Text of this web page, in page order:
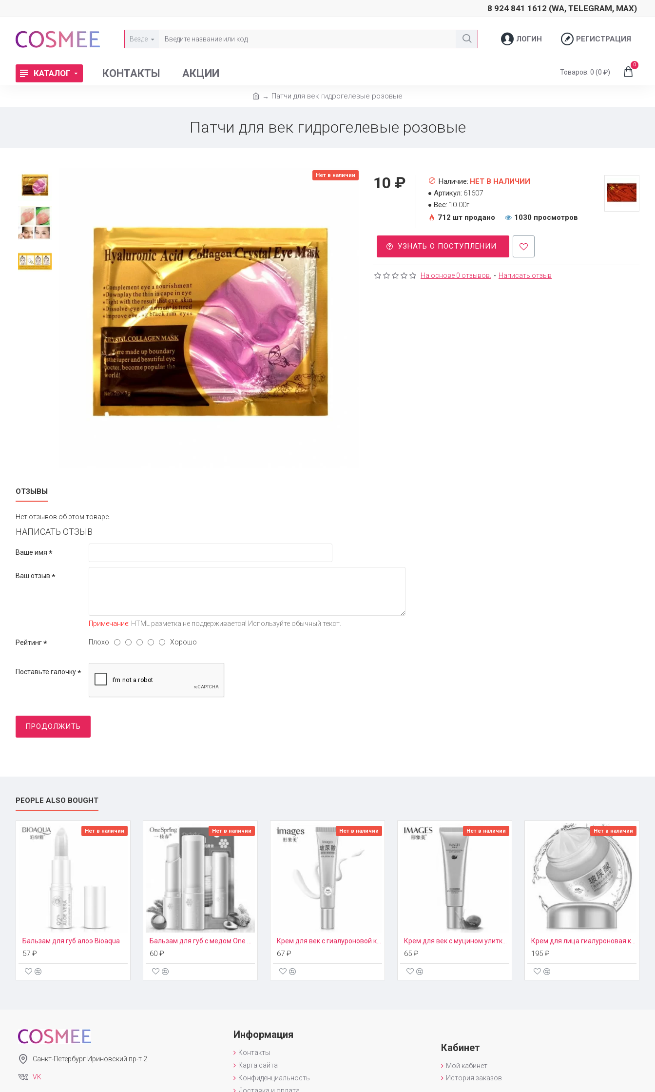
8 924 841 1612 (WA, TELEGRAM, MAX)
Везде ЛОГИН РЕГИСТРАЦИЯ
КАТАЛОГ КОНТАКТЫ АКЦИИ Товаров: 0 (0 ₽)
0
Патчи для век гидрогелевые розовые
Патчи для век гидрогелевые розовые
Нет в наличии
На основе 0 отзывов. - Написать отзыв
10 ₽ Наличие: НЕТ В НАЛИЧИИ
Артикул: 61607
Вес: 10.00г
712 шт продано
1030 просмотров
УЗНАТЬ О ПОСТУПЛЕНИИ
ОТЗЫВЫ
Нет отзывов об этом товаре.
НАПИСАТЬ ОТЗЫВ
Ваше имя
Ваш отзыв
Примечание: HTML разметка не поддерживается! Используйте обычный текст.
Рейтинг Плохо Хорошо
Поставьте галочку
ПРОДОЛЖИТЬ
PEOPLE ALSO BOUGHT
Нет в наличии
Бальзам для губ алоэ Bioaqua
57 ₽
Нет в наличии
60 ₽
Нет в наличии
67 ₽
Нет в наличии
65 ₽
Нет в наличии
195 ₽
Санкт-Петербург Ириновский пр-т 2
VK
Информация
Контакты
Карта сайта
Конфиденциальность
Кабинет
Мой кабинет
История заказов